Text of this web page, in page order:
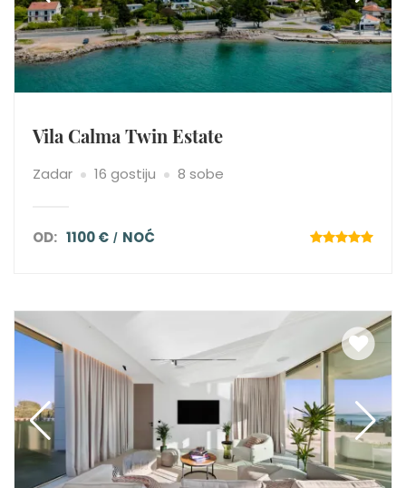
Vila Calma Twin Estate
Zadar 16 gostiju 8 sobe
OD: 1100 € NOĆ